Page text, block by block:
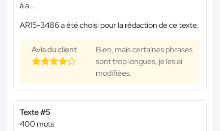
à a...
AR15-3486 a été choisi pour la rédaction de ce texte.
Avis du client
Bien, mais certaines phrases
sont trop longues, je les ai
modifiées.
Texte #5
400 mots